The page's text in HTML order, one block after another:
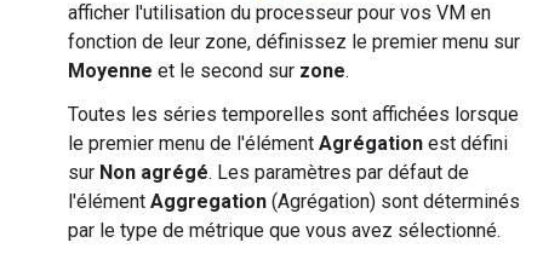
afficher l'utilisation du processeur pour vos VM en
fonction de leur zone, définissez le premier menu sur
Moyenne et le second sur zone.
Toutes les séries temporelles sont affichées lorsque
le premier menu de l'élément Agrégation est défini
sur Non agrégé. Les paramètres par défaut de
l'élément Aggregation (Agrégation) sont déterminés
par le type de métrique que vous avez sélectionné.